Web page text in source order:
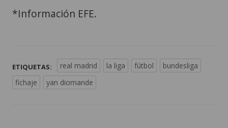
*Información EFE.
ETIQUETAS: real madrid la liga fútbol
bundesliga
fichaje
yan diomande